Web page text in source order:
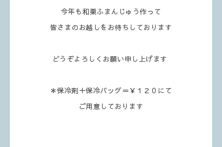
今年も和栗ふまんじゅう作って
皆さまのお越しをお待ちしております
どうぞよろしくお願い申し上げます
＊保冷剤＋保冷バッグ＝￥１２０にて
ご用意しております